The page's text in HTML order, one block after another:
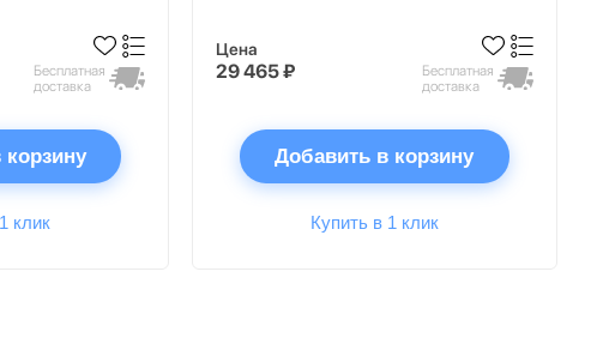
Бесплатная
доставка
клик
Цена
29 465 ₽
Бесплатная
доставка
Добавить в корзину
Купить в 1 клик